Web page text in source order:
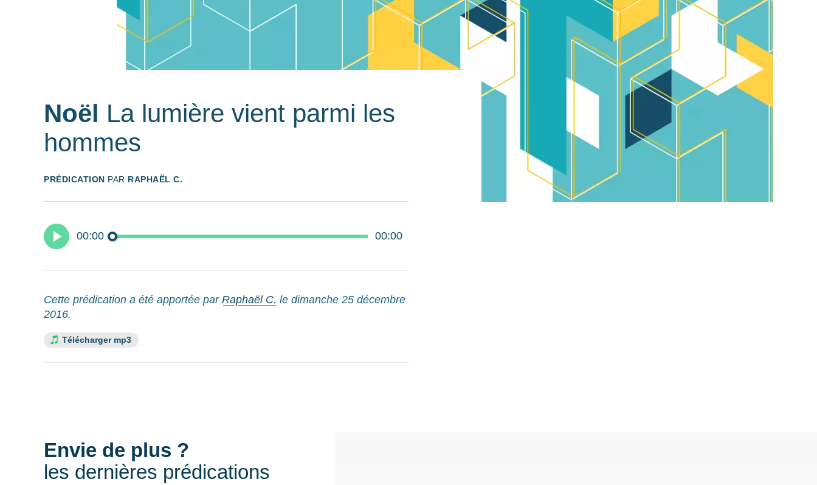
Noël La lumière vient parmi les
hommes
PRÉDICATION PAR RAPHAËL C.
00:00 00:00
Cette prédication a été apportée par Raphaël C. le dimanche 25 décembre
2016.
Télécharger mp3
Envie de plus ?
les dernières prédications